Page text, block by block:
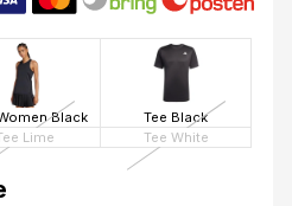
Black
Tee Black
Lime Tee White